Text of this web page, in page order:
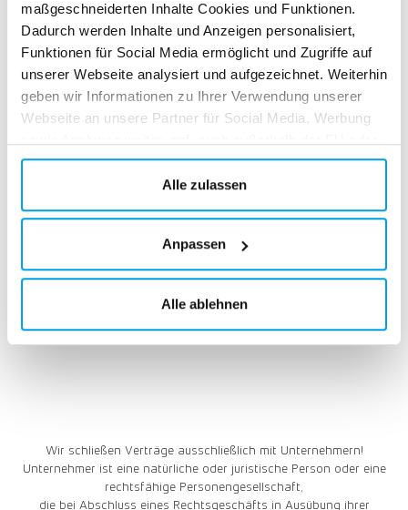
maßgeschneiderten Inhalte Cookies und Funktionen.
Dadurch werden Inhalte und Anzeigen personalisiert,
Funktionen für Social Media ermöglicht und Zugriffe auf
unserer Webseite analysiert und aufgezeichnet. Weiterhin
geben wir Informationen zu Ihrer Verwendung unserer
Webseite an unsere Partner für Social Media, Werbung
des EWR wie den USA. Möglicherweise werden diese
Informationen durch unsere Partner mit weiteren Daten
zusammengeführt, die im Rahmen Ihrer Nutzung
uns genutzten Cookies und Funktionen finden Sie in der
Datenschutzerklärung.
Alle zulassen
Anpassen
Alle ablehnen
Gewicht
6 kg
15 kg
62,95 EUR
Wir schließen Verträge ausschließlich mit Unternehmern!
Unternehmer ist eine natürliche oder juristische Person oder eine
rechtsfähige Personengesellschaft,
die bei Abschluss eines Rechtsgeschäfts in Ausübung ihrer